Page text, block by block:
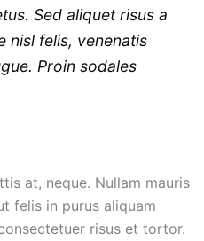
Sed aliquet risus a
nisl felis, venenatis
Proin sodales
at, neque. Nullam mauris
felis in purus aliquam
risus et tortor.